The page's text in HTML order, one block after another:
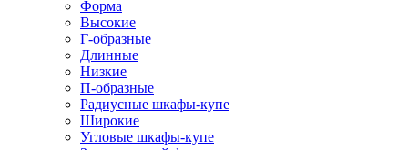
Форма
Высокие
Г-образные
Длинные
Низкие
П-образные
Радиусные шкафы-купе
Широкие
Угловые шкафы-купе